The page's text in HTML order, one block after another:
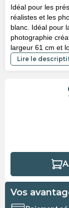
Idéal pour les
réalistes et les
blanc. Idéal pour
photographie
largeur 61 cm et
Lire le
Vos